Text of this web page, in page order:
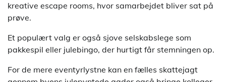
kreative escape rooms, hvor samarbejdet bliver sat på
prøve.
Et populært valg er også sjove selskabslege som
pakkespil eller julebingo, der hurtigt får stemningen op.
For de mere eventyrlystne kan en fælles skattejagt